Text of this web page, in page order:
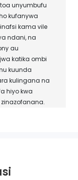
unyumbufu
kufanywa
kama vile
ndani, na
au
katika ombi
kuunda
kulingana na
hiyo kwa